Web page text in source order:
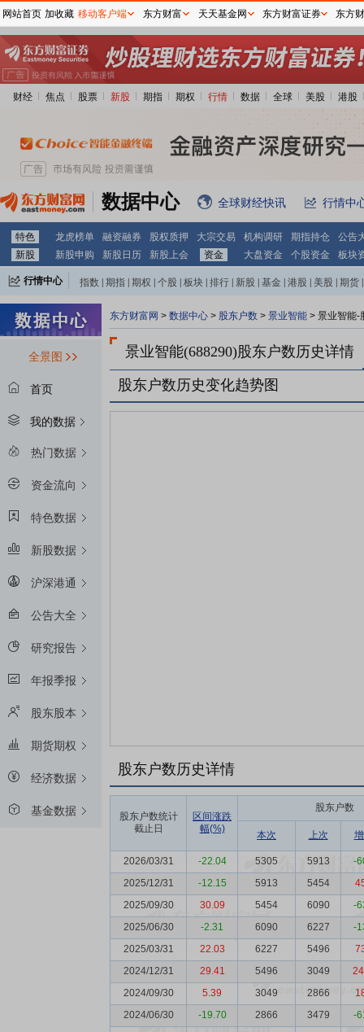
财经 焦点 股票 新股 期指 期权 行情 数据 全球 美股 港股
数据中心 全球财经快讯 行情中
特色 龙虎榜单 融资融券 股权质押 大宗交易 机构调研 期指持仓
公告
新股
新股申购 新股日历 新股上会 资金 大盘资金 个股资金 板块
行情中心 指数 期指 期权 个股 板块 排行 新股 基金 港股 美股 期货
全景图
首页
我的数据
热门数据
资金流向
特色数据
新股数据
沪深港通
公告大全
研究报告
年报季报
股东股本
期货期权
经济数据
基金数据
东方财富网 > 数据中心 > 股东户数 > 景业智能 > 景业智能-
景业智能(688290)股东户数历史详情
股东户数历史变化趋势图
股东户数历史详情
股东户数统计
截止日
区间涨跌
幅(%)
股东户数
本次 上次
2026/03/31 -22.04 5305 5913
-
2025/12/31
-12.15 5913 5454
2025/09/30
30.09 5454 6090
-
2025/06/30
-2.31 6090 6227
-
2025/03/31
22.03 6227 5496
2024/12/31
29.41 5496 3049
2024/09/30
5.39 3049 2866
2024/06/30
-19.70 2866 3479
-
网站首页 加收藏 移动客户端 东方财富 天天基金网 东方财富证券 东方